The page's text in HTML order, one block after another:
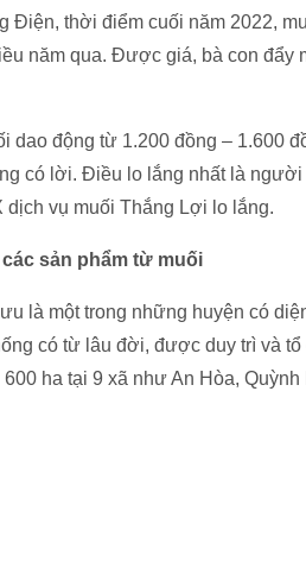
Điện, thời điểm cuối năm 2022,
năm qua. Được giá, bà con đẩy
dao động từ 1.200 đồng – 1.600
có lời. Điều lo lắng nhất là người
dịch vụ muối Thắng Lợi lo lắng.
sản phẩm từ muối
là một trong những huyện có
có từ lâu đời, được duy trì và
600 ha tại 9 xã như An Hòa,